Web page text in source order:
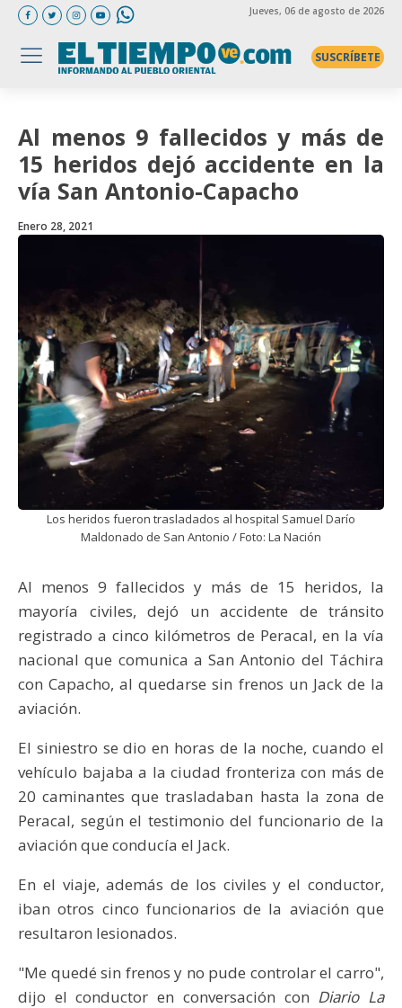
Jueves, 06 de agosto de 2026
SUSCRÍBETE
Al menos 9 fallecidos y más de
15 heridos dejó accidente en la
vía San Antonio-Capacho
Enero 28, 2021
Los heridos fueron trasladados al hospital Samuel Darío
Maldonado de San Antonio / Foto: La Nación
Al menos 9 fallecidos y más de 15 heridos, la
mayoría civiles, dejó un accidente de tránsito
registrado a cinco kilómetros de Peracal, en la vía
nacional que comunica a San Antonio del Táchira
con Capacho, al quedarse sin frenos un Jack de la
aviación.
El siniestro se dio en horas de la noche, cuando el
vehículo bajaba a la ciudad fronteriza con más de
20 caminantes que trasladaban hasta la zona de
Peracal, según el testimonio del funcionario de la
aviación que conducía el Jack.
En el viaje, además de los civiles y el conductor,
iban otros cinco funcionarios de la aviación que
resultaron lesionados.
"Me quedé sin frenos y no pude controlar el carro",
dijo el conductor en conversación con Diario La